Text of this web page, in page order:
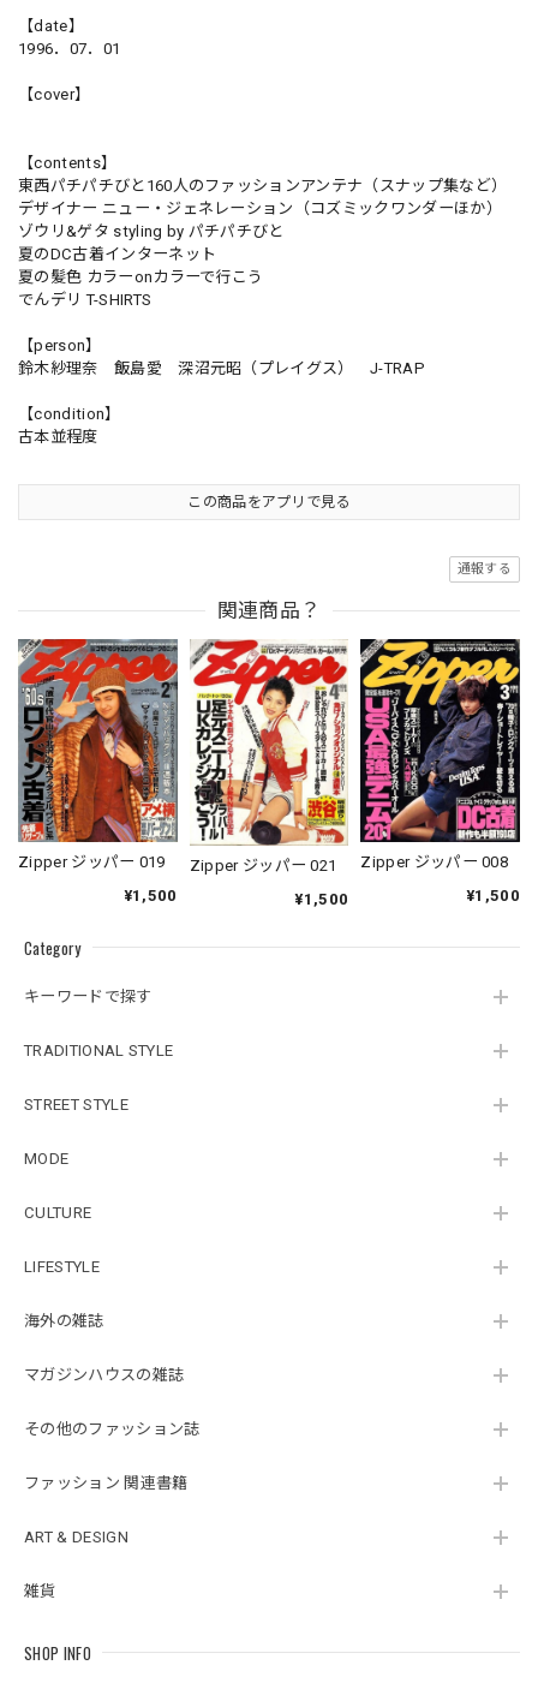
Category
キーワードで探す
TRADITIONAL STYLE
STREET STYLE
MODE
CULTURE
LIFESTYLE
海外の雑誌
マガジンハウスの雑誌
その他のファッション誌
ファッション 関連書籍
ART & DESIGN
雑貨
SHOP INFO
【date】
1996．07．01
【cover】
【contents】
東西パチパチびと160人のファッションアンテナ（スナップ集など）
デザイナー ニュー・ジェネレーション（コズミックワンダーほか）
ゾウリ&ゲタ styling by パチパチびと
夏のDC古着インターネット
夏の髪色 カラーonカラーで行こう
でんデリ T-SHIRTS
【person】
鈴木紗理奈 飯島愛 深沼元昭（プレイグス） J-TRAP
【condition】
古本並程度
この商品をアプリで見る
通報する
関連商品？
Zipper ジッパー 019
¥1,500
Zipper ジッパー 021
¥1,500
Zipper ジッパー 008
¥1,500